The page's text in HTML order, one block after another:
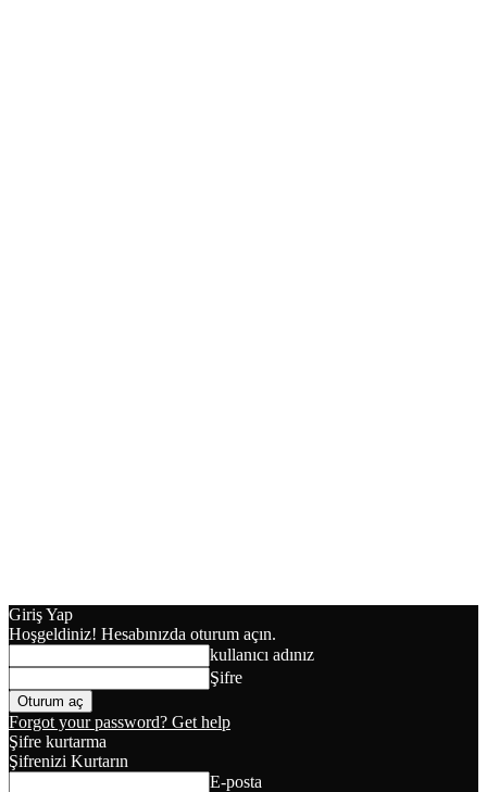
Giriş Yap
Hoşgeldiniz! Hesabınızda oturum açın.
kullanıcı adınız
Şifre
Forgot your password? Get help
Şifre kurtarma
Şifrenizi Kurtarın
E-posta